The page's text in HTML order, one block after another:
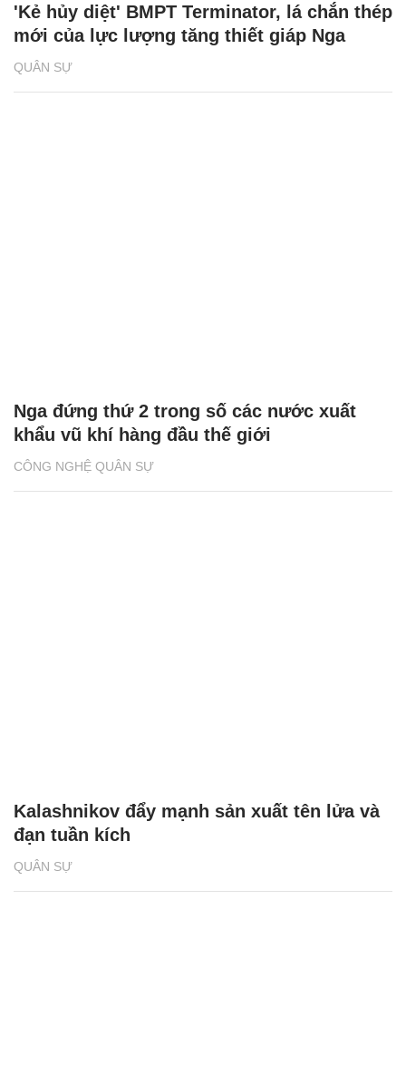
QUÂN SỰ
'Kẻ hủy diệt' BMPT Terminator, lá chắn thép
mới của lực lượng tăng thiết giáp Nga
CÔNG NGHỆ QUÂN SỰ
Nga đứng thứ 2 trong số các nước xuất
khẩu vũ khí hàng đầu thế giới
QUÂN SỰ
Kalashnikov đẩy mạnh sản xuất tên lửa và
đạn tuần kích